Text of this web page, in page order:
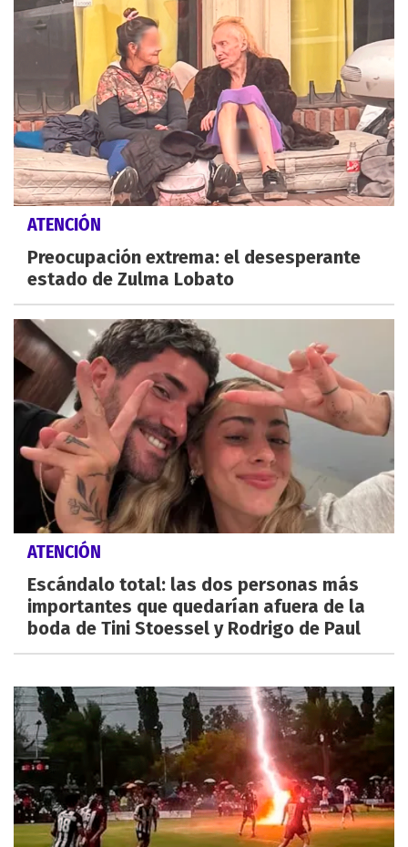
ATENCIÓN
Preocupación extrema: el desesperante
estado de Zulma Lobato
ATENCIÓN
Escándalo total: las dos personas más
importantes que quedarían afuera de la
boda de Tini Stoessel y Rodrigo de Paul